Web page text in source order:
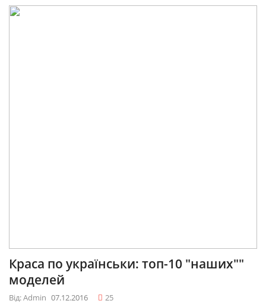
Краса по українськи: топ-10 "наших""
моделей
Від: Admin 07.12.2016 25